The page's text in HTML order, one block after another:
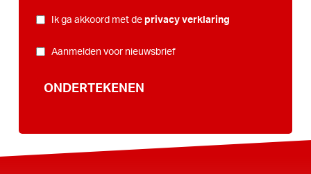
PRIVACY*
Ik ga akkoord met de privacy verklaring
NIEUWSBRIEF
Aanmelden voor nieuwsbrief
ONDERTEKENEN